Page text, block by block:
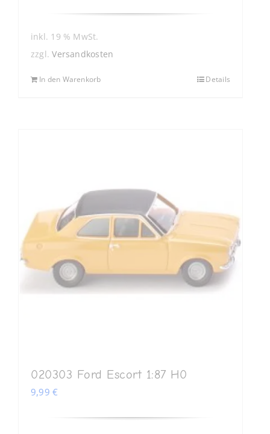
inkl. 19 % MwSt.
zzgl.Versandkosten
In den Warenkorb Details
020303 Ford Escort 1:87 H0
9,99€